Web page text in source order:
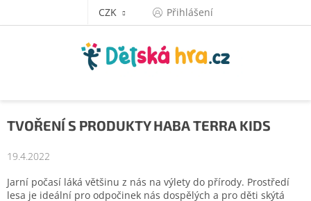
CZK Přihlášení
TVOŘENÍ S PRODUKTY HABA TERRA KIDS
19.4.2022
Jarní počasí láká většinu z nás na výlety do přírody. Prostředí
lesa je ideální pro odpočinek nás dospělých a pro děti skýtá